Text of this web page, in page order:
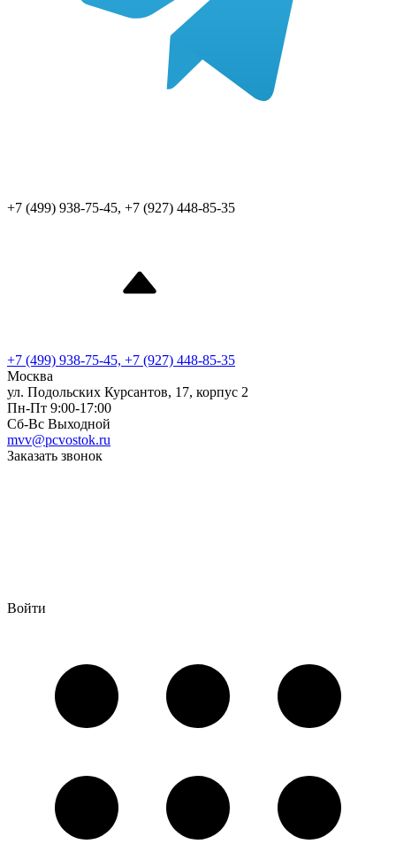
+7 (499) 938-75-45, +7 (927) 448-85-35
+7 (499) 938-75-45, +7 (927) 448-85-35
Москва
ул. Подольских Курсантов, 17, корпус 2
Пн-Пт 9:00-17:00
Сб-Вс Выходной
mvv@pcvostok.ru
Заказать звонок
Войти